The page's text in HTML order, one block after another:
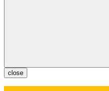
close